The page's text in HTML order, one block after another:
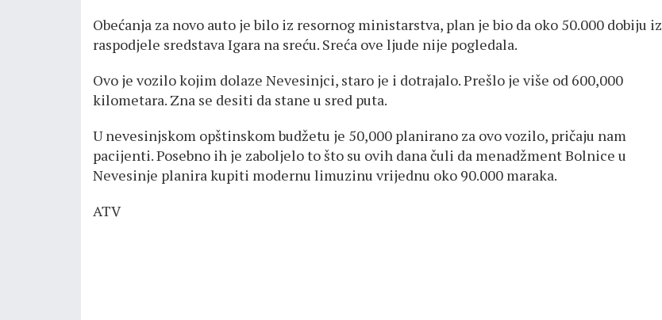
Obećanja za novo auto je bilo iz resornog ministarstva, plan je bio da oko 50.000 dobiju iz
raspodjele sredstava Igara na sreću. Sreća ove ljude nije pogledala.
Ovo je vozilo kojim dolaze Nevesinjci, staro je i dotrajalo. Prešlo je više od 600,000
kilometara. Zna se desiti da stane u sred puta.
U nevesinjskom opštinskom budžetu je 50,000 planirano za ovo vozilo, pričaju nam
pacijenti. Posebno ih je zaboljelo to što su ovih dana čuli da menadžment Bolnice u
Nevesinje planira kupiti modernu limuzinu vrijednu oko 90.000 maraka.
ATV